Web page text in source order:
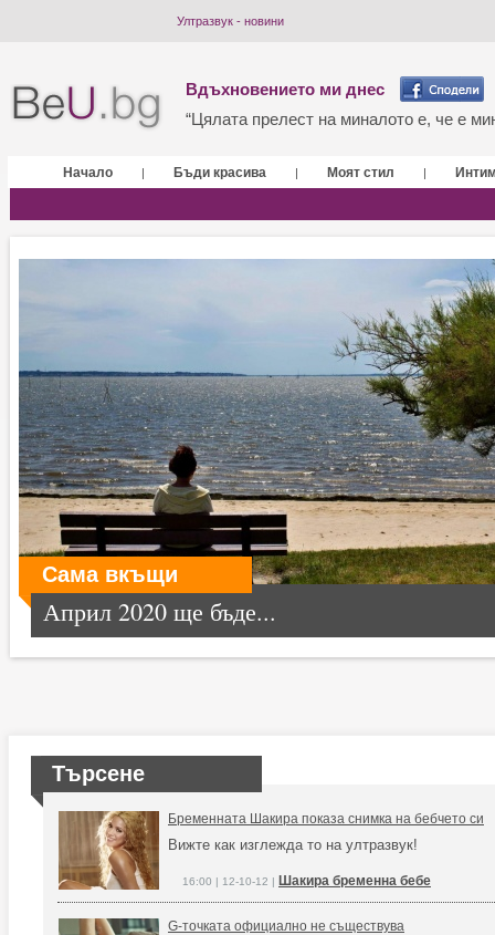
Ултразвук - новини
Вдъхновението ми днес
“Цялата прелест на миналото е, че е
Начало | Бъди красива | Моят стил |
Сама вкъщи
Април 2020 ще бъде...
Търсене
Бременната Шакира показа снимка на бебчето си
Вижте как изглежда то на ултразвук!
16:00 | 12-10-12 | Шакира бременна бебе
G-точката официално не съществува